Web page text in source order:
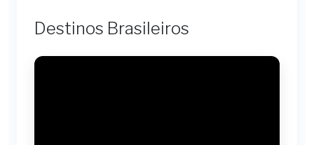
Destinos Brasileiros